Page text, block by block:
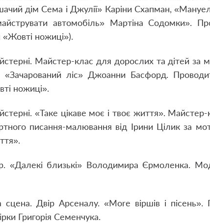
дім Сема і Джулії» Каріни Схапман,
автомобіль» Мартіна Содомки».
«Жовті ножиці»).
Майстер-клас для дорослих та дітей за
«Зачарований ліс» Джоанни Басфорд.
ножиці».
«Таке цікаве моє і твоє життя».
писання-малювання від Ірини Цілик за
«Далекі близькі» Володимира Єрмоленка.
Двір Арсеналу. «More віршів і пісень».
Григорія Семенчука.